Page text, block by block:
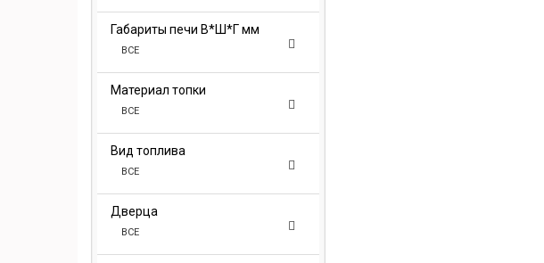
Габариты печи В*Ш*Г мм
ВСЕ
Материал топки
ВСЕ
Вид топлива
ВСЕ
Дверца
ВСЕ